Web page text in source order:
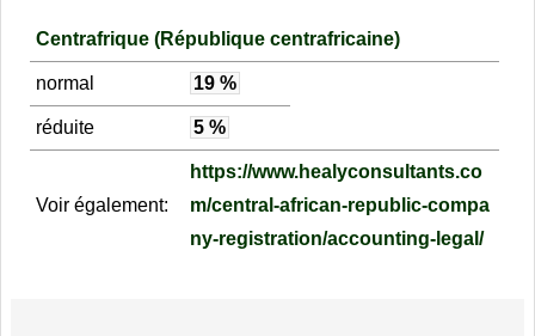
Centrafrique (République centrafricaine)
normal 19 %
réduite 5 %
Voir également:
https://www.healyconsultants.co
m/central-african-republic-compa
ny-registration/accounting-legal/